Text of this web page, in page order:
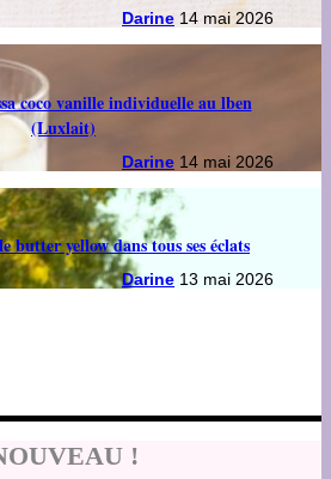
Darine 14 mai 2026
coco vanille individuelle au lben
(Luxlait)
Darine 14 mai 2026
butter yellow dans tous ses éclats
Darine 13 mai 2026
!